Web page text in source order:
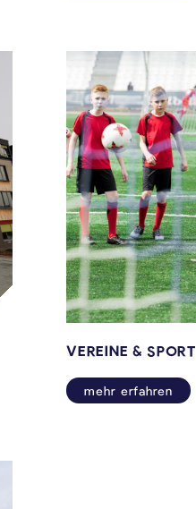
VEREINE & SPORT
mehr erfahren